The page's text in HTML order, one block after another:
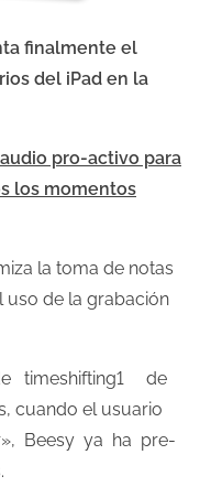
finalmente el
del iPad en la
pro-activo para
los momentos
la toma de notas
uso de la grabación
timeshifting1 de
cuando el usuario
Beesy ya ha pre-